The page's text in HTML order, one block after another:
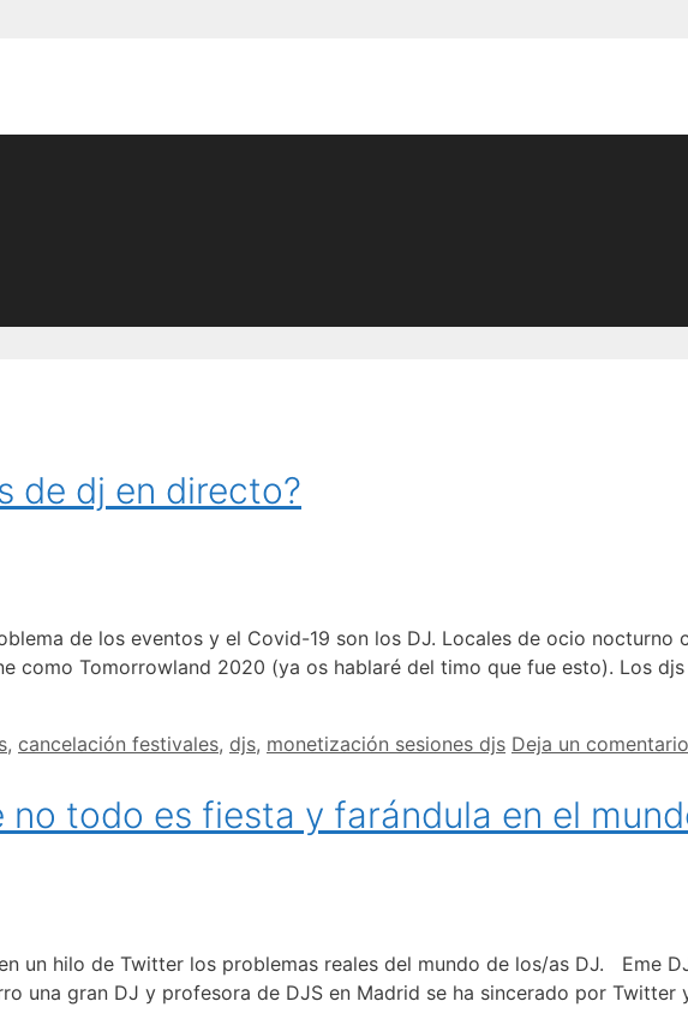
de dj en directo?
de los eventos y el Covid-19 son los DJ. Locales de ocio nocturno
como Tomorrowland 2020 (ya os hablaré del timo que fue esto). Los djs
, cancelación festivales, djs, monetización sesiones djs Deja un comentario
todo es fiesta y farándula en el
un hilo de Twitter los problemas reales del mundo de los/as DJ. Eme
una gran DJ y profesora de DJS en Madrid se ha sincerado por Twitter